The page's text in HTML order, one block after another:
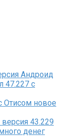
Андроид
47.227 с
Отисом новое
версия 43.229
денег